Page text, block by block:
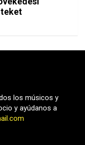
los músicos y
y ayúdanos a